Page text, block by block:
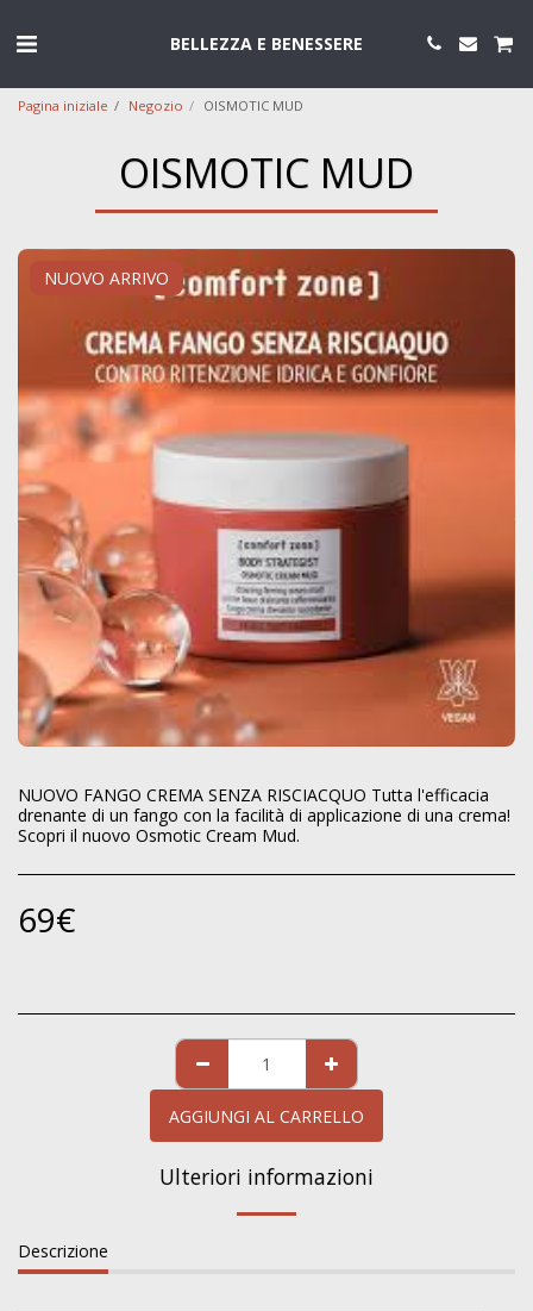
BELLEZZA E BENESSERE
Pagina iniziale Negozio OISMOTIC MUD
OISMOTIC MUD
NUOVO ARRIVO
NUOVO FANGO CREMA SENZA RISCIACQUO Tutta l'efficacia
drenante di un fango con la facilità di applicazione di una crema!
Scopri il nuovo Osmotic Cream Mud.
69€
AGGIUNGI AL CARRELLO
Ulteriori informazioni
Descrizione